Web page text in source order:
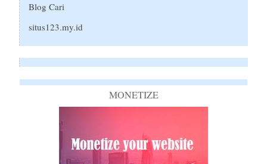
Blog Cari
situs123.my.id
MONETIZE